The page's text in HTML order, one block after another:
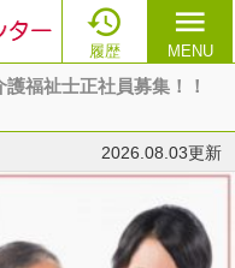

履歴
menu
MENU
福祉士正社員募集！！
2026.08.03更新